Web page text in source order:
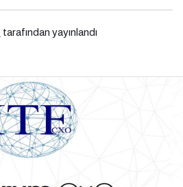
tarafından yayınlandı